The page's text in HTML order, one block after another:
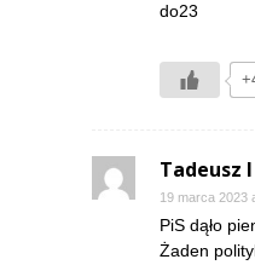
do23
Tadeusz
19 marca 2023
PiS dąło
Żaden